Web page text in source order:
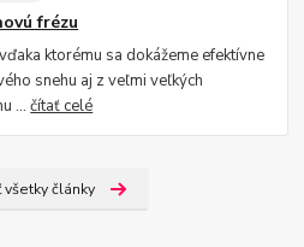
frézu
ktorému sa dokážeme efektívne
snehu aj z veľmi veľkých
...čítať celé
články